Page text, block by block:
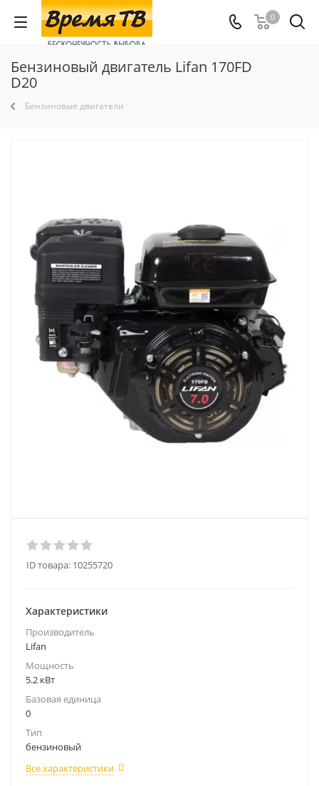
0
Бензиновый двигатель Lifan 170FD
D20
Бензиновые двигатели
ID товара: 10255720
Характеристики
Производитель
Lifan
Мощность
5.2 кВт
Базовая единица
0
Тип
бензиновый
Все характеристики